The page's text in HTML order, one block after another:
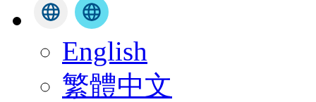
English
繁體中文